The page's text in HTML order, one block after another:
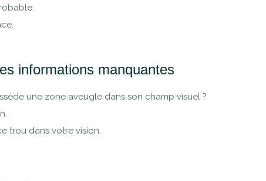
informations manquantes
une zone aveugle dans son champ visuel ?
trou dans votre vision.